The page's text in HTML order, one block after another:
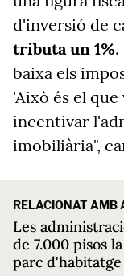
d'inversió de
tributa un 1%.
baixa els
'Això és el que
incentivar
imobiliària",
RELACIONAT AMB
Les
de 7.000 pisos
parc